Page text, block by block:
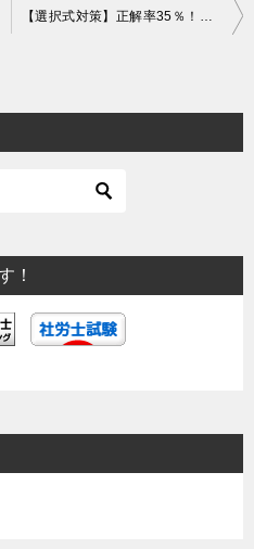
【選択式対策】正解率35％！個別延長給付【雇用】
！